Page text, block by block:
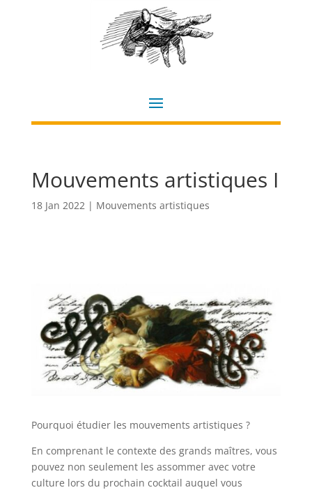
Mouvements artistiques I
18 Jan 2022| Mouvements artistiques
Pourquoi étudier les mouvements artistiques ?
En comprenant le contexte des grands maîtres, vous
pouvez non seulement les assommer avec votre
culture lors du prochain cocktail auquel vous